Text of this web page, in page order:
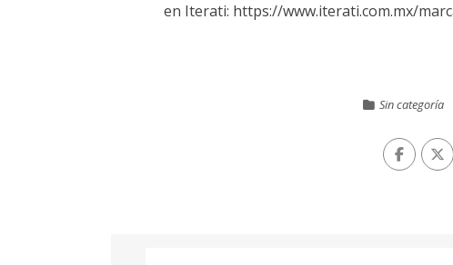
en Iterati: https://www.iterati.com.mx/
Sin categoría